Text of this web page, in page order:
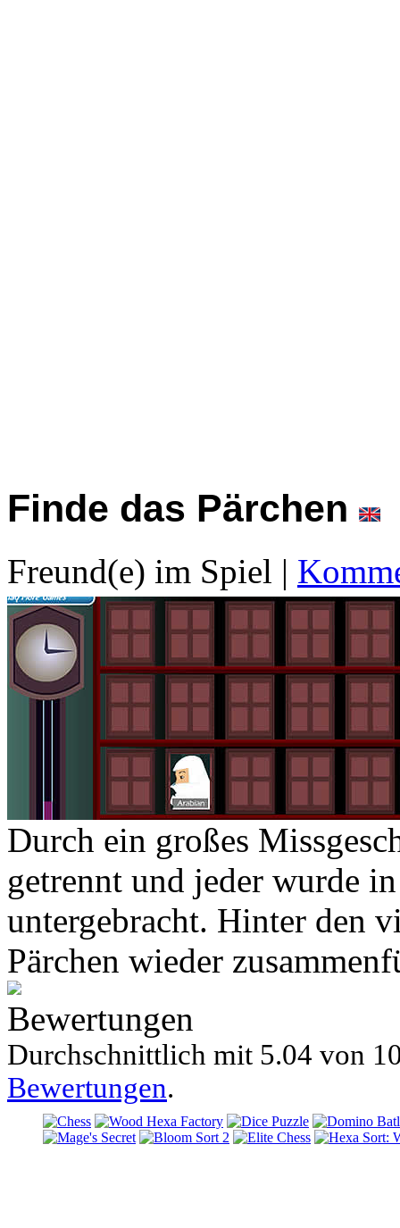
Finde das Pärchen
Freund(e) im Spiel |
Durch ein großes
getrennt und jeder wurde
untergebracht. Hinter den
Pärchen wieder
Bewertungen
Durchschnittlich mit 5.04 von
Bewertungen.